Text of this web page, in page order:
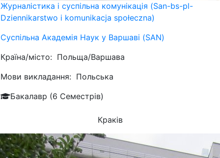
Журналістика і суспільна комунікація (San-bs-pl-
Dziennikarstwo i komunikacja społeczna)
Суспільна Академія Наук у Варшаві (SAN)
Країна/місто: Польща/Варшава
Мови викладання: Польська
Бакалавр (6 Семестрів)
Краків